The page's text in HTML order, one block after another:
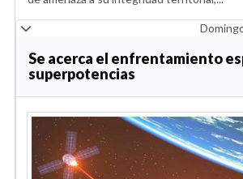
Se acerca el enfrentamiento
superpotencias